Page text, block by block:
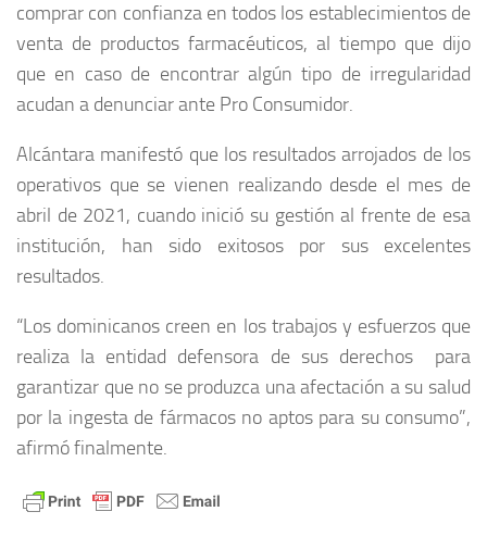
comprar con confianza en todos los establecimientos de
venta de productos farmacéuticos, al tiempo que dijo
que en caso de encontrar algún tipo de irregularidad
acudan a denunciar ante Pro Consumidor.
Alcántara manifestó que los resultados arrojados de los
operativos que se vienen realizando desde el mes de
abril de 2021, cuando inició su gestión al frente de esa
institución, han sido exitosos por sus excelentes
resultados.
“Los dominicanos creen en los trabajos y esfuerzos que
realiza la entidad defensora de sus derechos para
garantizar que no se produzca una afectación a su salud
por la ingesta de fármacos no aptos para su consumo”,
afirmó finalmente.